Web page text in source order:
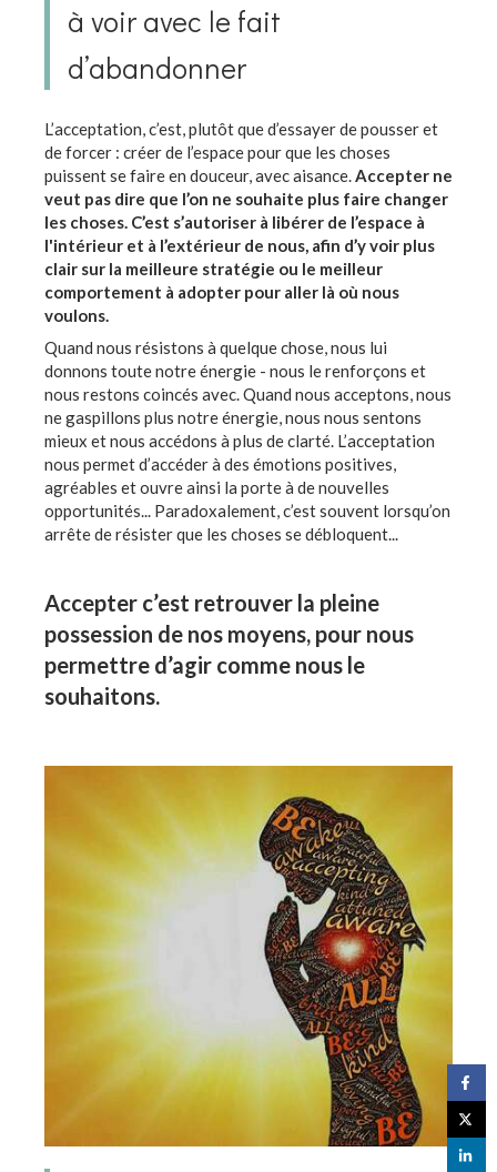
à voir avec le fait
d’abandonner
L’acceptation, c’est, plutôt que d’essayer de pousser et
de forcer : créer de l’espace pour que les choses
puissent se faire en douceur, avec aisance. Accepter ne
veut pas dire que l’on ne souhaite plus faire changer
les choses. C’est s’autoriser à libérer de l’espace à
l'intérieur et à l’extérieur de nous, afin d’y voir plus
clair sur la meilleure stratégie ou le meilleur
comportement à adopter pour aller là où nous
voulons.
Quand nous résistons à quelque chose, nous lui
donnons toute notre énergie - nous le renforçons et
nous restons coincés avec. Quand nous acceptons, nous
ne gaspillons plus notre énergie, nous nous sentons
mieux et nous accédons à plus de clarté. L’acceptation
nous permet d’accéder à des émotions positives,
agréables et ouvre ainsi la porte à de nouvelles
opportunités... Paradoxalement, c’est souvent lorsqu’on
arrête de résister que les choses se débloquent...
Accepter c’est retrouver la pleine
possession de nos moyens, pour nous
permettre d’agir comme nous le
souhaitons.